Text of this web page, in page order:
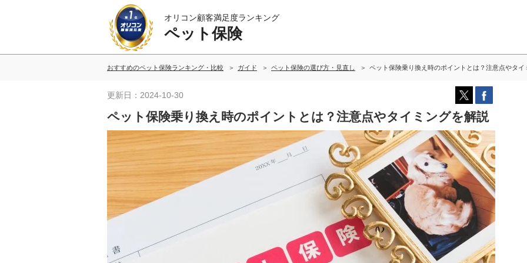
オリコン顧客満足度ランキング
ペット保険
おすすめのペット保険ランキング・比較 ガイド ペット保険の選び方・見直し ペット保険乗り換え時のポイントとは？注意点やタイ
更新日：2024-10-30
ペット保険乗り換え時のポイントとは？注意点やタイミングを解説